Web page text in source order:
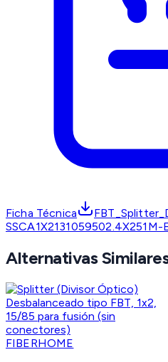
Ficha Técnica
SSCA1X2131059502.4X251M-
Alternativas
FIBERHOME